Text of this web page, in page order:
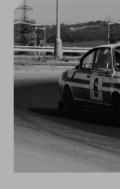
webových
technických
Spolu s
povolit
marketingová)
zařízení pouze
mohou být
Google
Statistická
webové